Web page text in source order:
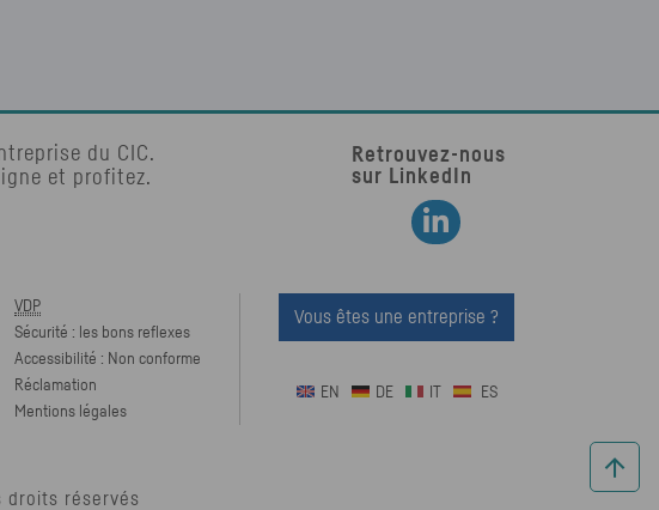
du CIC.
et profitez.
Retrouvez-nous
sur LinkedIn
Retrouvez-nous sur LinkedIn
VDP
Sécurité : les bons reflexes
Accessibilité : Non conforme
Réclamation
Mentions légales
Vous êtes une entreprise ?
EN DE ES
droits réservés